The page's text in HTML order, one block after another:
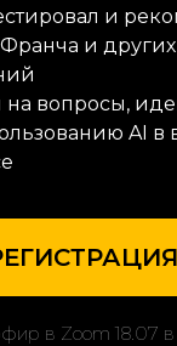
и
и других
на вопросы,
AI в
в Zoom 18.07 в